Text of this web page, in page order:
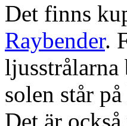
Det finns
Raybender.
solen står